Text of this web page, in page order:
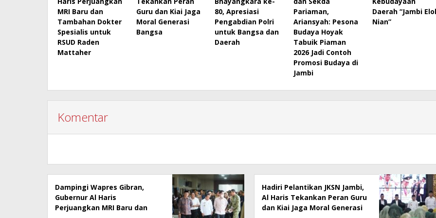
MRI Baru dan
Tambahan Dokter
Spesialis untuk
RSUD Raden
Mattaher
Guru dan Kiai Jaga
Moral Generasi
Bangsa
80, Apresiasi
Pengabdian Polri
untuk Bangsa dan
Daerah
Pariaman,
Ariansyah: Pesona
Budaya Hoyak
Tabuik Piaman
2026 Jadi Contoh
Promosi Budaya di
Jambi
Daerah “Jambi
Nian”
Komentar
Dampingi Wapres Gibran,
Gubernur Al Haris
Perjuangkan MRI Baru dan
Hadiri Pelantikan JKSN Jambi,
Al Haris Tekankan Peran Guru
dan Kiai Jaga Moral Generasi